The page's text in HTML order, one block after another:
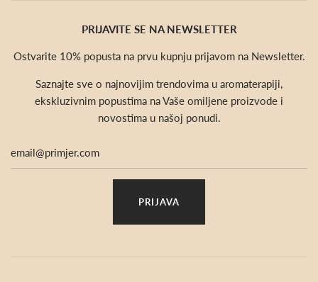
PRIJAVITE SE NA NEWSLETTER
Ostvarite 10% popusta na prvu kupnju prijavom na Newsletter.
Saznajte sve o najnovijim trendovima u aromaterapiji,
ekskluzivnim popustima na Vaše omiljene proizvode i
novostima u našoj ponudi.